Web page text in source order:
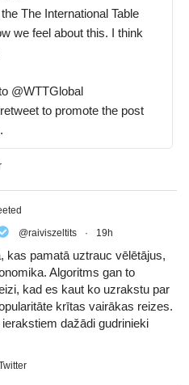
The International Table
we feel about this. I think
@WTTGlobal
to promote the post
@raiviszeltits · 19h
kas pamatā uztrauc vēlētājus,
Algoritms gan to
kad es kaut ko uzrakstu par
krītas vairākas reizes.
dažādi gudrinieki